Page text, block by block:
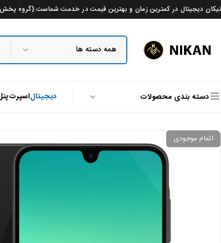
نیکان دیجیتال در کمترین زمان و بهترین قیمت در خدمت شماست.(گروه پخش
دسته بندی محصولات دیجیتالاسپرت
اتمام موجودی